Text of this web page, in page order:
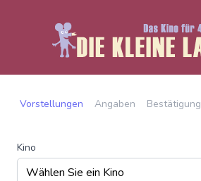
Vorstellungen Angaben Bestätigung
Kino